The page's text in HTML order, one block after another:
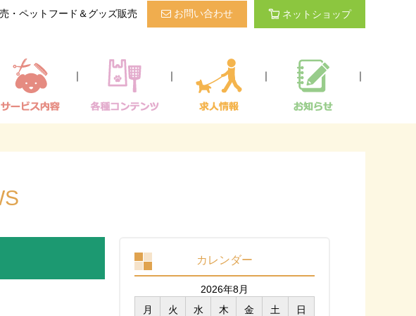
・ペットフード＆グッズ販売 お問い合わせ ネットショップ
｜ ｜ ｜ ｜
カレンダー
2026年8月
月
火 水 木 金 土 日